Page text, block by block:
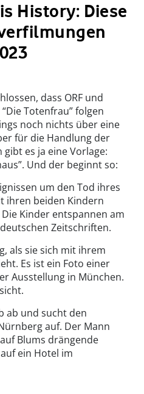
History: Diese
dass ORF und
Totenfrau” folgen
noch nichts über eine
für die Handlung der
es ja eine Vorlage:
Und der beginnt so:
um den Tod ihres
ihren beiden Kindern
Kinder entspannen am
Zeitschriften.
als sie sich mit ihrem
Es ist ein Foto einer
Ausstellung in München.
ab und sucht den
auf. Der Mann
Blums drängende
ein Hotel im